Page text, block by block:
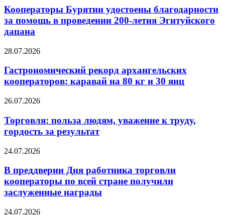
Кооператоры Бурятии удостоены благодарности
за помощь в проведении 200-летия Эгитуйского
дацана
28.07.2026
Гастрономический рекорд архангельских
кооператоров: каравай на 80 кг и 30 яиц
26.07.2026
Торговля: польза людям, уважение к труду,
гордость за результат
24.07.2026
В преддверии Дня работника торговли
кооператоры по всей стране получили
заслуженные награды
24.07.2026